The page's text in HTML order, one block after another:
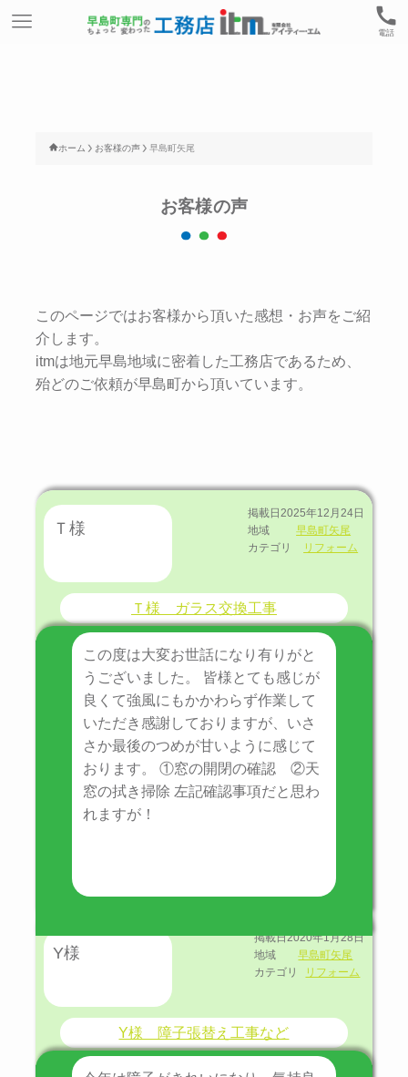
電話
ホーム お客様の声 早島町矢尾
お客様の声
このページではお客様から頂いた感想・お声をご紹
介します。
itmは地元早島地域に密着した工務店であるため、
殆どのご依頼が早島町から頂いています。
Ｔ様
掲載日 2025年12月24日
地域
早島町矢尾
カテゴリ
リフォーム
Ｔ様 ガラス交換工事
この度は大変お世話になり有りがと
うございました。 皆様とても感じが
良くて強風にもかかわらず作業して
いただき感謝しておりますが、いさ
さか最後のつめが甘いように感じて
おります。 ①窓の開閉の確認 ②天
窓の拭き掃除 左記確認事項だと思わ
れますが！
Y様
掲載日2020年1月28日
地域
早島町矢尾
カテゴリ
リフォーム
Y様 障子張替え工事など